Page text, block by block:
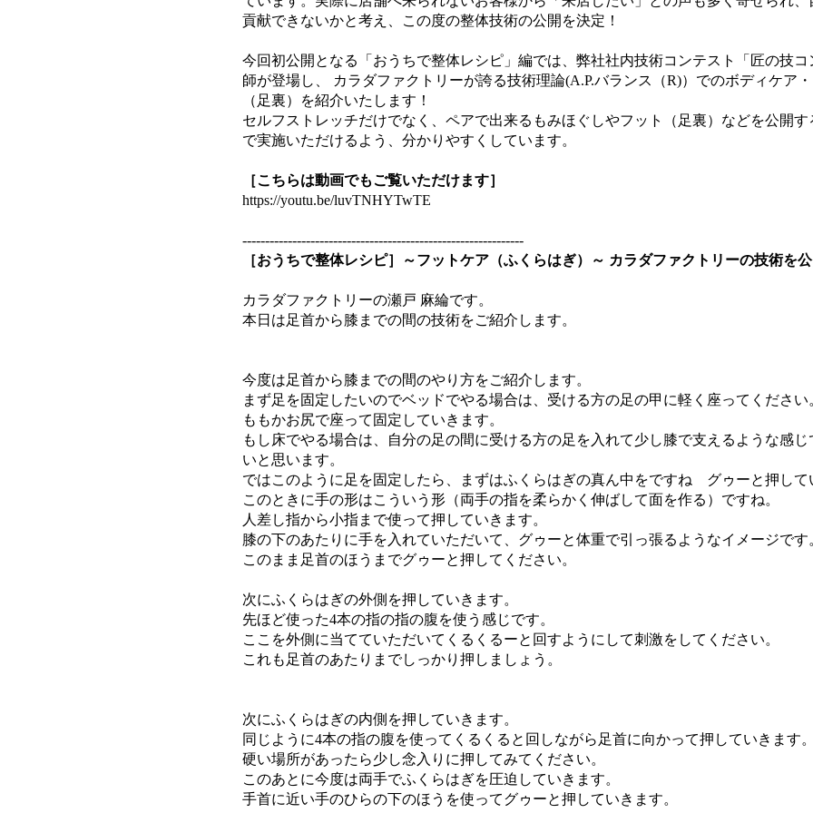
貢献できないかと考え、この度の整体技術の公開を決定！
今回初公開となる「おうちで整体レシピ」編では、弊社社内技術コンテスト「匠の技
師が登場し、 カラダファクトリーが誇る技術理論(A.P.バランス（R)）でのボディケア
（足裏）を紹介いたします！
セルフストレッチだけでなく、ペアで出来るもみほぐしやフット（足裏）などを公開
で実施いただけるよう、分かりやすくしています。
［こちらは動画でもご覧いただけます］
https://youtu.be/luvTNHYTwTE
--------------------------------------------------------------
［おうちで整体レシピ］～フットケア（ふくらはぎ）～ カラダファクトリーの技術を
カラダファクトリーの瀬戸 麻綸です。
本日は足首から膝までの間の技術をご紹介します。
今度は足首から膝までの間のやり方をご紹介します。
まず足を固定したいのでベッドでやる場合は、受ける方の足の甲に軽く座ってください
ももかお尻で座って固定していきます。
もし床でやる場合は、自分の足の間に受ける方の足を入れて少し膝で支えるような感
いと思います。
ではこのように足を固定したら、まずはふくらはぎの真ん中をですね グゥーと押して
このときに手の形はこういう形（両手の指を柔らかく伸ばして面を作る）ですね。
人差し指から小指まで使って押していきます。
膝の下のあたりに手を入れていただいて、グゥーと体重で引っ張るようなイメージです
このまま足首のほうまでグゥーと押してください。
次にふくらはぎの外側を押していきます。
先ほど使った4本の指の指の腹を使う感じです。
ここを外側に当てていただいてくるくるーと回すようにして刺激をしてください。
これも足首のあたりまでしっかり押しましょう。
次にふくらはぎの内側を押していきます。
同じように4本の指の腹を使ってくるくると回しながら足首に向かって押していきます
硬い場所があったら少し念入りに押してみてください。
このあとに今度は両手でふくらはぎを圧迫していきます。
手首に近い手のひらの下のほうを使ってグゥーと押していきます。